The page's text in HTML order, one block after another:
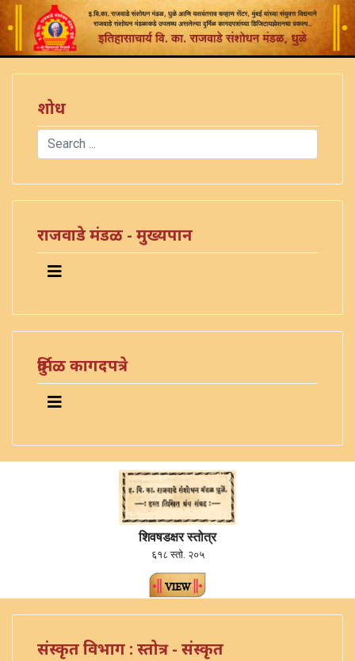
शोध
Search
राजवाडे मंडळ - मुख्यपान
दुर्मिळ कागदपत्रे
शिवषडक्षर स्तोत्र
६१८ स्तो. २०५
संस्कृत विभाग : स्तोत्र - संस्कृत